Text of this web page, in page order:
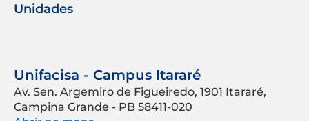
Unidades
Unifacisa - Campus Itararé
Av. Sen. Argemiro de Figueiredo, 1901 Itararé,
Campina Grande - PB 58411-020